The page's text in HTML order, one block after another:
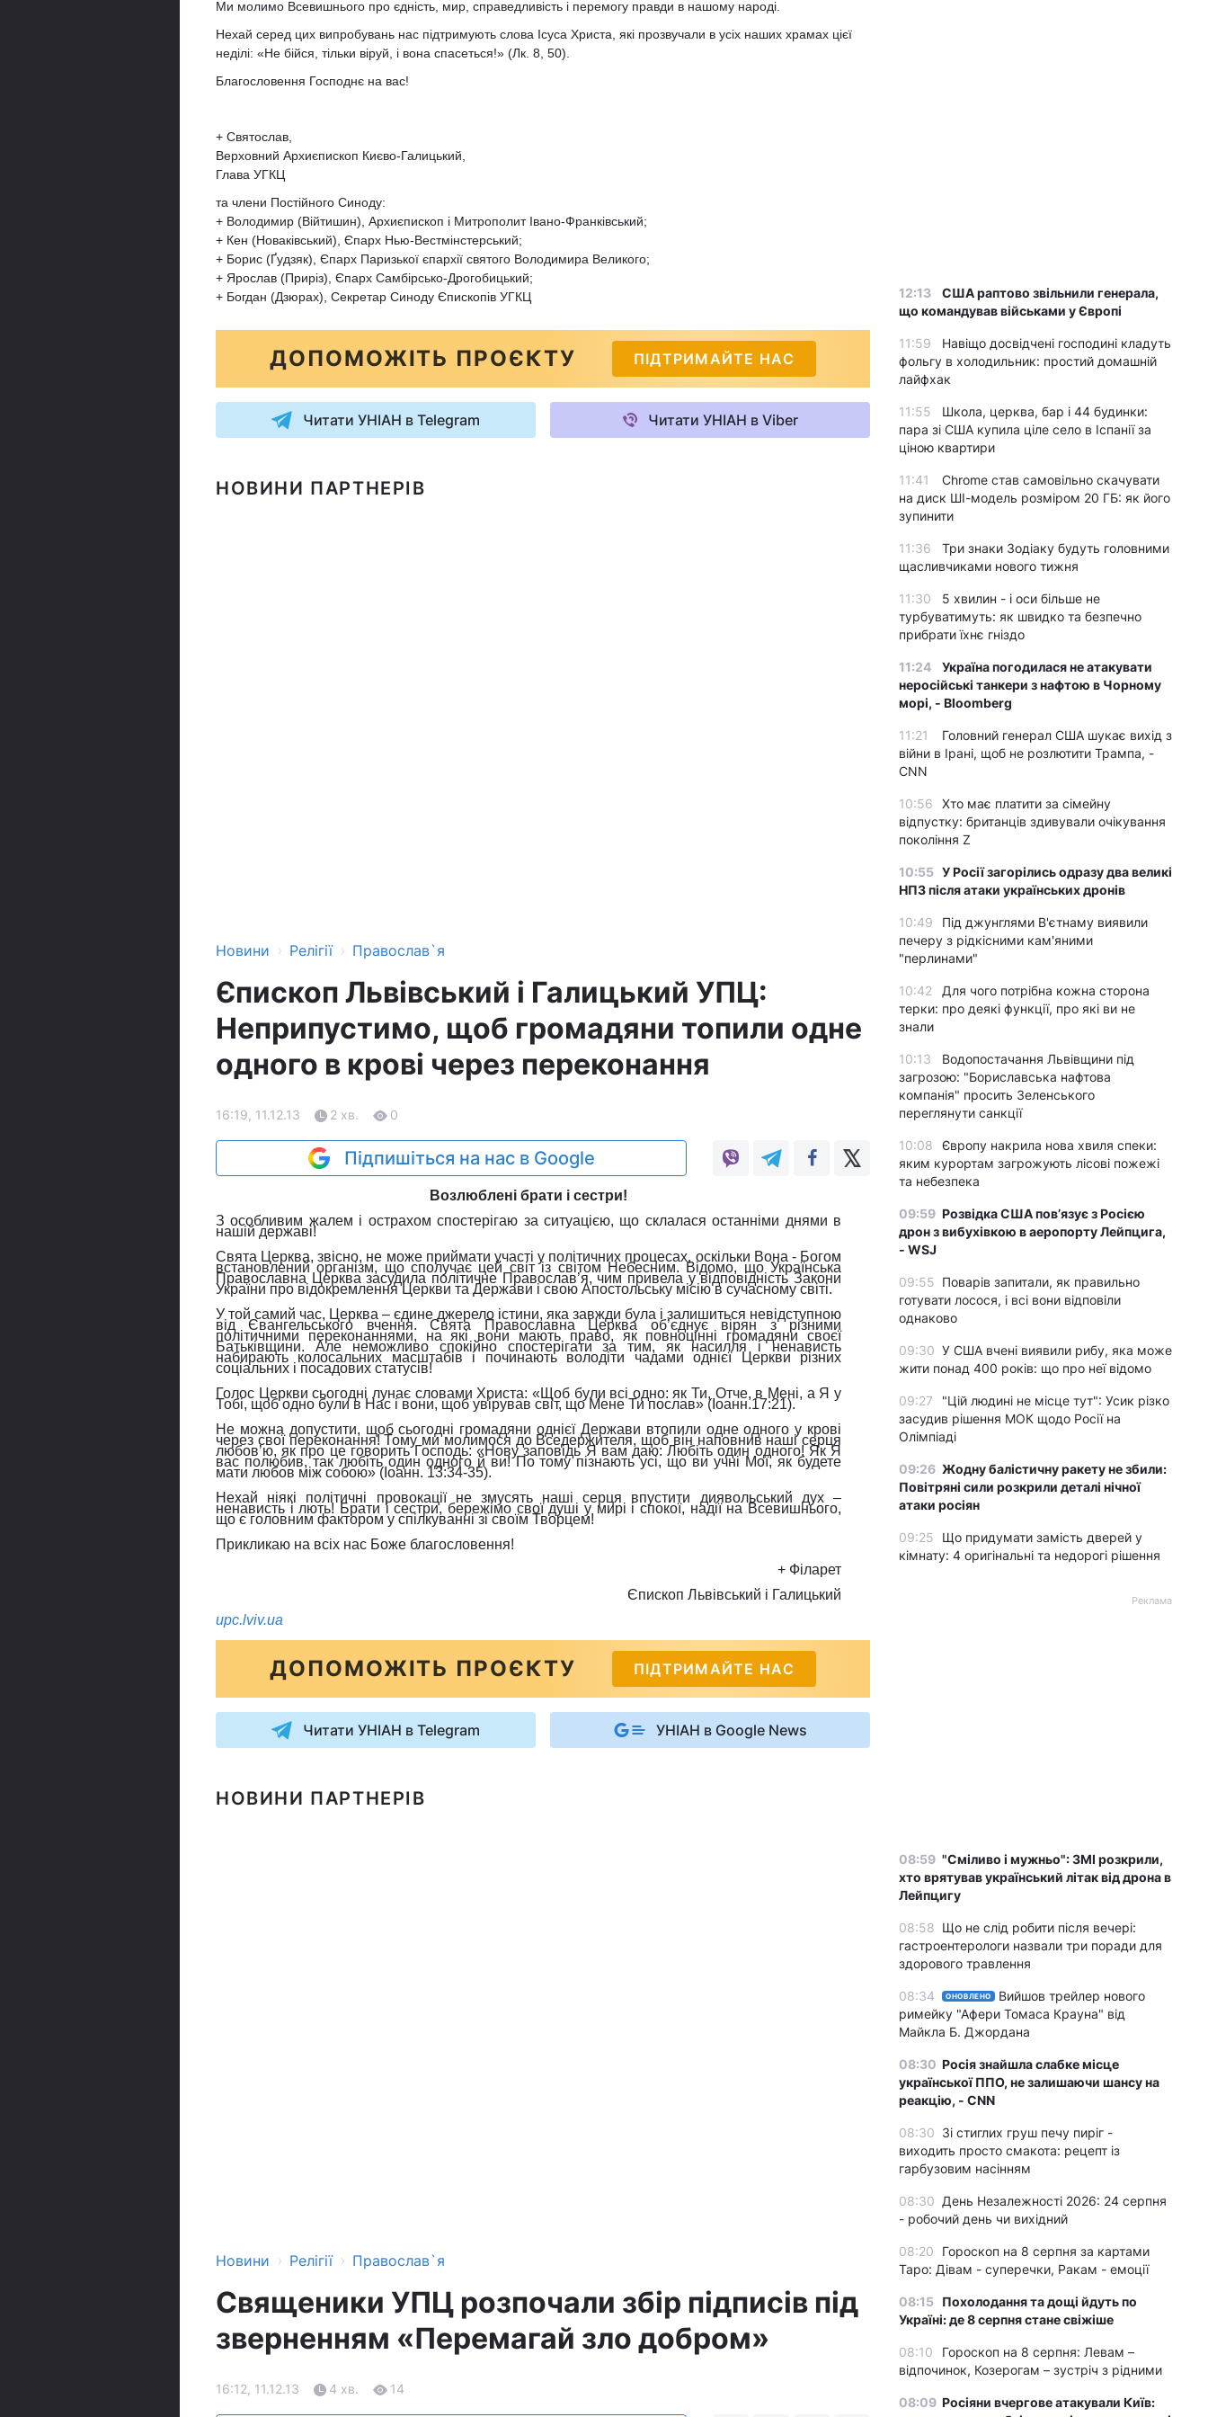
Ми молимо Всевишнього про єдність, мир, справедливість і перемогу правди в нашому народі.
Нехай серед цих випробувань нас підтримують слова Ісуса Христа, які прозвучали в усіх наших храмах цієї
неділі: «Не бійся, тільки віруй, і вона спасеться!» (Лк. 8, 50).
Благословення Господнє на вас!
+ Святослав,
Верховний Архиєпископ Києво-Галицький,
Глава УГКЦ
та члени Постійного Синоду:
+ Володимир (Війтишин), Архиєпископ і Митрополит Івано-Франківський;
+ Кен (Новаківський), Єпарх Нью-Вестмінстерський;
+ Борис (Ґудзяк), Єпарх Паризької єпархії святого Володимира Великого;
+ Ярослав (Приріз), Єпарх Самбірсько-Дрогобицький;
+ Богдан (Дзюрах), Секретар Синоду Єпископів УГКЦ
ДОПОМОЖІТЬ ПРОЄКТУ ПІДТРИМАЙТЕ НАС
Читати УНІАН в Telegram Читати УНІАН в Viber
НОВИНИ ПАРТНЕРІВ
Новини › Релігії › Православ`я
Єпископ Львівський і Галицький УПЦ:
Неприпустимо, щоб громадяни топили одне
одного в крові через переконання
16:19, 11.12.13 2 хв. 0
Підпишіться на нас в Google
Возлюблені брати і сестри!
З особливим жалем і острахом спостерігаю за ситуацією, що склалася останніми днями в
нашій державі!
Свята Церква, звісно, не може приймати участі у політичних процесах, оскільки Вона - Богом
встановлений організм, що сполучає цей світ із світом Небесним. Відомо, що Українська
Православна Церква засудила політичне Православ’я, чим привела у відповідність Закони
України про відокремлення Церкви та Держави і свою Апостольську місію в сучасному світі.
У той самий час, Церква – єдине джерело істини, яка завжди була і залишиться невідступною
від Євангельського вчення. Свята Православна Церква об’єднує вірян з різними
політичними переконаннями, на які вони мають право, як повноцінні громадяни своєї
Батьківщини. Але неможливо спокійно спостерігати за тим, як насилля і ненависть
набирають колосальних масштабів і починають володіти чадами однієї Церкви різних
соціальних і посадових статусів!
Голос Церкви сьогодні лунає словами Христа: «Щоб були всі одно: як Ти, Отче, в Мені, а Я у
Тобі, щоб одно були в Нас і вони, щоб увірував світ, що Мене Ти послав» (Iоанн.17:21).
Не можна допустити, щоб сьогодні громадяни однієї Держави втопили одне одного у крові
через свої переконання! Тому ми молимося до Вседержителя, щоб він наповнив наші серця
любов’ю, як про це говорить Господь: «Нову заповідь Я вам даю: Любіть один одного! Як Я
вас полюбив, так любіть один одного й ви! По тому пізнають усі, що ви учні Мої, як будете
мати любов між собою» (Іоанн. 13:34-35).
Нехай ніякі політичні провокації не змусять наші серця впустити диявольський дух –
ненависть і лють! Брати і сестри, бережімо свої душі у мирі і спокої, надії на Всевишнього,
що є головним фактором у спілкуванні зі своїм Творцем!
Прикликаю на всіх нас Боже благословення!
+ Філарет
Єпископ Львівський і Галицький
upc.lviv.ua
ДОПОМОЖІТЬ ПРОЄКТУ ПІДТРИМАЙТЕ НАС
Читати УНІАН в Telegram УНІАН в Google News
НОВИНИ ПАРТНЕРІВ
Новини › Релігії › Православ`я
Священики УПЦ розпочали збір підписів під
зверненням «Перемагай зло добром»
16:12, 11.12.13 4 хв. 14
12:13
США раптово звільнили генерала,
що командував військами у Європі
11:59
Навіщо досвідчені господині кладуть
фольгу в холодильник: простий домашній
лайфхак
11:55
Школа, церква, бар і 44 будинки:
пара зі США купила ціле село в Іспанії за
ціною квартири
11:41
Chrome став самовільно скачувати
на диск ШІ-модель розміром 20 ГБ: як його
зупинити
11:36
Три знаки Зодіаку будуть головними
щасливчиками нового тижня
11:30
5 хвилин - і оси більше не
турбуватимуть: як швидко та безпечно
прибрати їхнє гніздо
11:24
Україна погодилася не атакувати
неросійські танкери з нафтою в Чорному
морі, - Bloomberg
11:21
Головний генерал США шукає вихід з
війни в Ірані, щоб не розлютити Трампа, -
CNN
10:56
Хто має платити за сімейну
відпустку: британців здивували очікування
покоління Z
10:55 У Росії загорілись одразу два великі
НПЗ після атаки українських дронів
10:49
Під джунглями В'єтнаму виявили
печеру з рідкісними кам'яними
"перлинами"
10:42
Для чого потрібна кожна сторона
терки: про деякі функції, про які ви не
знали
10:13
Водопостачання Львівщини під
загрозою: "Бориславська нафтова
компанія" просить Зеленського
переглянути санкції
10:08
Європу накрила нова хвиля спеки:
яким курортам загрожують лісові пожежі
та небезпека
09:59 Розвідка США пов’язує з Росією
дрон з вибухівкою в аеропорту Лейпцига,
- WSJ
09:55 Поварів запитали, як правильно
готувати лосося, і всі вони відповіли
однаково
09:30 У США вчені виявили рибу, яка може
жити понад 400 років: що про неї відомо
09:27
"Цій людині не місце тут": Усик різко
засудив рішення МОК щодо Росії на
Олімпіаді
09:26 Жодну балістичну ракету не збили:
Повітряні сили розкрили деталі нічної
атаки росіян
09:25
Що придумати замість дверей у
кімнату: 4 оригінальні та недорогі рішення
Реклама
08:59 "Сміливо і мужньо": ЗМІ розкрили,
хто врятував український літак від дрона в
Лейпцигу
08:58 Що не слід робити після вечері:
гастроентерологи назвали три поради для
здорового травлення
08:34 ОНОВЛЕНО
Вийшов трейлер нового
римейку "Афери Томаса Крауна" від
Майкла Б. Джордана
08:30 Росія знайшла слабке місце
української ППО, не залишаючи шансу на
реакцію, - CNN
08:30 Зі стиглих груш печу пиріг -
виходить просто смакота: рецепт із
гарбузовим насінням
08:30 День Незалежності 2026: 24 серпня
- робочий день чи вихідний
08:20
Гороскоп на 8 серпня за картами
Таро: Дівам - суперечки, Ракам - емоції
08:15 Похолодання та дощі йдуть по
Україні: де 8 серпня стане свіжіше
08:10
Гороскоп на 8 серпня: Левам –
відпочинок, Козерогам – зустріч з рідними
08:09 Росіяни вчергове атакували Київ: